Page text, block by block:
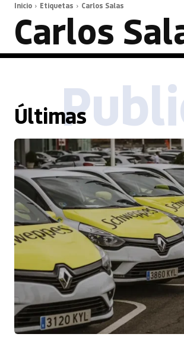
Inicio Etiquetas Carlos Salas
Carlos
Últimas